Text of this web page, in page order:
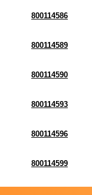
800114586
800114589
800114590
800114593
800114596
800114599